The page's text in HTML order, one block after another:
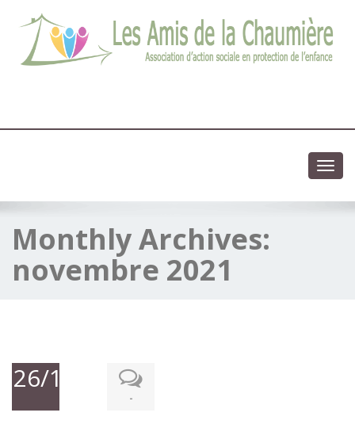
Monthly Archives:
novembre 2021
26/11/2021
-